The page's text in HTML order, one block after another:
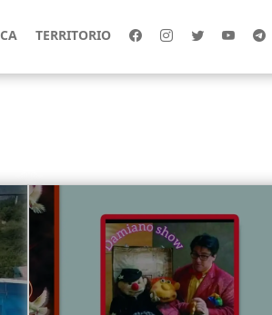
TERRITORIO